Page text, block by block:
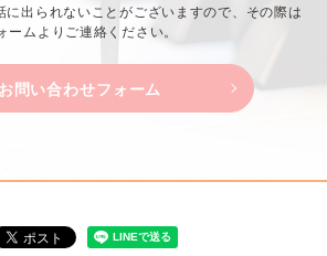
出られないことがございますので、 その際は
ームよりご連絡ください。
お問い合わせフォーム